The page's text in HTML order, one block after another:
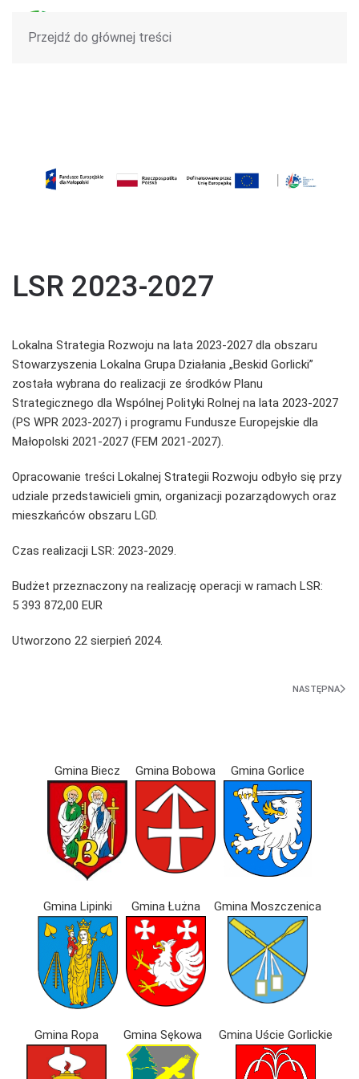
Przejdź do głównej treści
LSR 2023-2027
Lokalna Strategia Rozwoju na lata 2023-2027 dla obszaru
Stowarzyszenia Lokalna Grupa Działania „Beskid Gorlicki”
została wybrana do realizacji ze środków Planu
Strategicznego dla Wspólnej Polityki Rolnej na lata 2023-2027
(PS WPR 2023-2027) i programu Fundusze Europejskie dla
Małopolski 2021-2027 (FEM 2021-2027).
Opracowanie treści Lokalnej Strategii Rozwoju odbyło się przy
udziale przedstawicieli gmin, organizacji pozarządowych oraz
mieszkańców obszaru LGD.
Czas realizacji LSR: 2023-2029.
Budżet przeznaczony na realizację operacji w ramach LSR:
5 393 872,00 EUR
Utworzono 22 sierpień 2024.
NASTĘPNA
Gmina Biecz Gmina Bobowa Gmina Gorlice
Gmina Lipinki Gmina Łużna Gmina Moszczenica
Gmina Ropa Gmina Sękowa Gmina Uście Gorlickie